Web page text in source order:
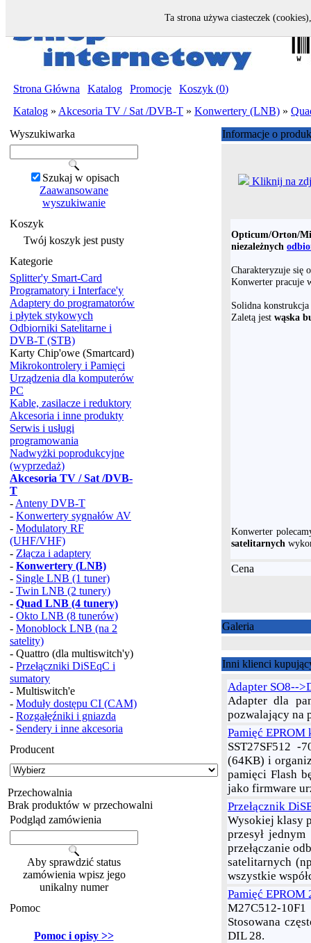
Strona Główna Katalog Promocje Koszyk (0)
Katalog » Akcesoria TV / Sat /DVB-T » Konwertery (LNB) »
Wyszukiwarka
Szukaj w opisach
Zaawansowane
wyszukiwanie
Koszyk
Twój koszyk jest pusty
Kategorie
Splitter'y Smart-Card
Programatory i Interface'y
Adaptery do programatorów
i płytek stykowych
Odbiorniki Satelitarne i
DVB-T (STB)
Karty Chip'owe (Smartcard)
Mikrokontrolery i Pamięci
Urządzenia dla komputerów
PC
Kable, zasilacze i reduktory
Akcesoria i inne produkty
Serwis i usługi
programowania
Nadwyżki poprodukcyjne
(wyprzedaż)
Akcesoria TV / Sat /DVB-
T
- Anteny DVB-T
- Konwertery sygnałów AV
- Modulatory RF
(UHF/VHF)
- Złącza i adaptery
- Konwertery (LNB)
- Single LNB (1 tuner)
- Twin LNB (2 tunery)
- Quad LNB (4 tunery)
- Okto LNB (8 tunerów)
- Monoblock LNB (na 2
satelity)
- Quattro (dla multiswitch'y)
- Przełączniki DiSEqC i
sumatory
- Multiswitch'e
- Moduły dostępu CI (CAM)
- Rozgałęźniki i gniazda
- Sendery i inne akcesoria
Producent
Przechowalnia
Brak produktów w przechowalni
Podgląd zamówienia
Aby sprawdzić status
zamówienia wpisz jego
unikalny numer
Pomoc
Pomoc i opisy >>
Informacje o
Kliknij na
Opticum/Orton/
niezależnych
Charakteryzuje się
Konwerter pracuje
Solidna
Zaletą jest wąska
Konwerter
satelitarnych
Cena
Galeria
Inni klienci
Adapter SO8--
Adapter dla
pozwalający na
Pamięć
SST27SF512 -
(64KB) i
pamięci Flash
jako firmware
Przełącznik
Wysokiej klasy
przesył
przełączanie
satelitarnych
wszystkie
Pamięć
M27C512-
Stosowana
DIL 28.
Ta strona używa ciasteczek